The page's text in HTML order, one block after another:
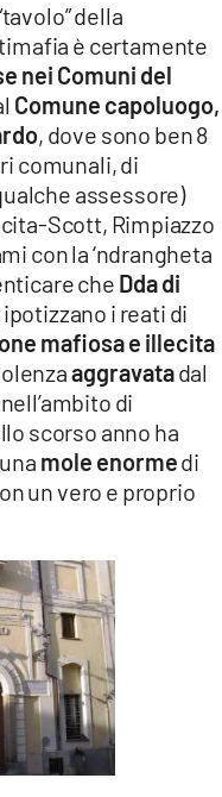
della
è certamente
nei Comuni del
Comune capoluogo,
, dove sono ben 8
comunali, di
assessore)
Scott, Rimpiazzo
con la ‘ndrangheta
che Dda di
ipotizzano i reati di
mafiosae illecita
aggravatadal
di
scorso anno ha
mole enormedi
un vero e proprio